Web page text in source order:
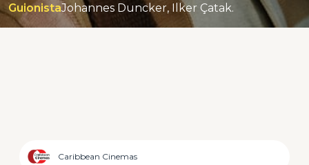
GuionistaJohannes Duncker, Ilker Çatak.
Caribbean Cinemas